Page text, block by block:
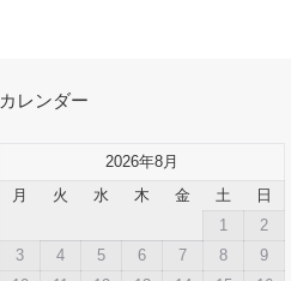
カレンダー
2026年8月
月
火 水 木 金 土
日
1
2
3
4 5 6 7 8
9